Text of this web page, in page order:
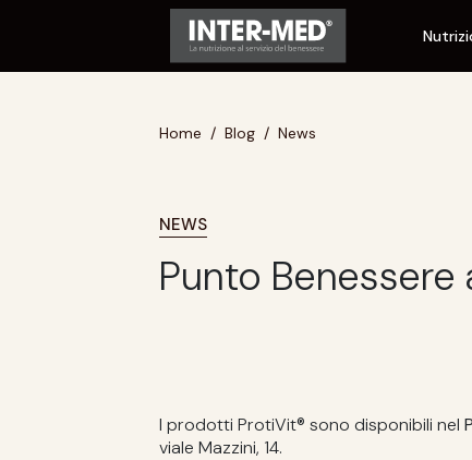
Home Blog News
NEWS
Punto Benessere
I prodotti ProtiVit® sono disponibili nel
viale Mazzini, 14.